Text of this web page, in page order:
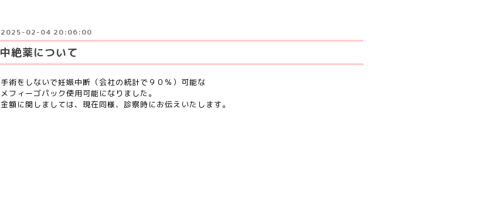
2025-02-04 20:06:00
中絶薬について
手術をしないで妊娠中断（会社の統計で９０％）可能な
メフィーゴパック使用可能になりました。
金額に関しましては、現在同様、診察時にお伝えいたします。